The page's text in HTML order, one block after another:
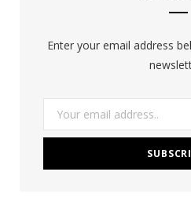
Enter your email address